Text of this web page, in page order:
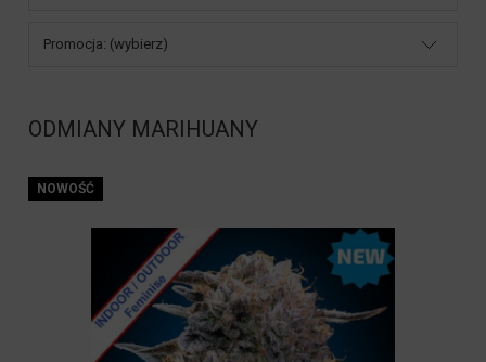
Promocja: (wybierz)
ODMIANY MARIHUANY
NOWOŚĆ